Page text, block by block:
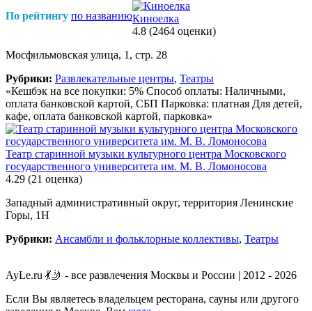
По рейтингу по названиюКиноелка
4.8 (2464 оценки)
Мосфильмовская улица, 1, стр. 28
Рубрики: Развлекательные центры, Театры
«Кешбэк на все покупки: 5% Способ оплаты: Наличными,
оплата банковской картой, СБП Парковка: платная Для детей,
кафе, оплата банковской картой, парковка»
Театр старинной музыки культурного центра Московского
государственного университета им. М. В. Ломоносова
4.29 (21 оценка)
Западный административный округ, территория Ленинские
Горы, 1Н
Рубрики: Ансамбли и фольклорные коллективы, Театры
AyLe.ru 💃🤳 - все развлечения Москвы и России | 2012 - 2026
Если Вы являетесь владельцем ресторана, сауны или другого